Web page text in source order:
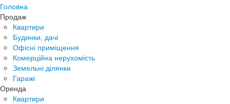
Головна
Продаж
Квартири
Будинки, дачі
Офісні приміщення
Комерційна нерухомість
Земельні ділянки
Гаражі
Оренда
Квартири